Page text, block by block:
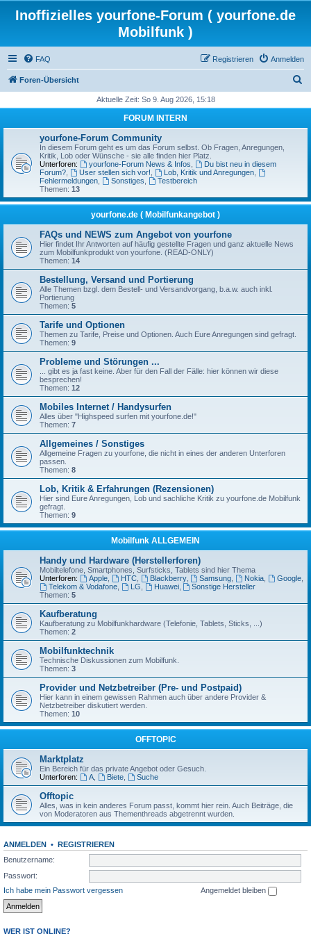
Inoffizielles yourfone-Forum ( yourfone.de
Mobilfunk )
FAQ Anmelden
Registrieren
Foren-Übersicht
h
Aktuelle Zeit: So 9. Aug 2026, 15:18
FORUM INTERN
yourfone-Forum Community
In diesem Forum geht es um das Forum selbst. Ob Fragen, Anregungen,
Kritik, Lob oder Wünsche - sie alle finden hier Platz.
Unterforen:
yourfone-Forum News & Infos
Du bist neu in diesem
Forum?
User stellen sich vor! Lob, Kritik und Anregungen,
Fehlermeldungen
Sonstiges
Testbereich
Themen: 13
yourfone.de ( Mobilfunkangebot )
FAQs und NEWS zum Angebot von yourfone
Hier findet Ihr Antworten auf häufig gestellte Fragen und ganz aktuelle News
zum Mobilfunkprodukt von yourfone. (READ-ONLY)
Themen: 14
Bestellung, Versand und Portierung
Alle Themen bzgl. dem Bestell- und Versandvorgang, b.a.w. auch inkl.
Portierung
Themen: 5
Tarife und Optionen
Themen zu Tarife, Preise und Optionen. Auch Eure Anregungen sind gefragt.
Themen: 9
Probleme und Störungen ...
... gibt es ja fast keine. Aber für den Fall der Fälle: hier können wir diese
besprechen!
Themen: 12
Mobiles Internet / Handysurfen
Alles über "Highspeed surfen mit yourfone.de!"
Themen: 7
Allgemeines / Sonstiges
Allgemeine Fragen zu yourfone, die nicht in eines der anderen Unterforen
passen.
Themen: 8
Lob, Kritik & Erfahrungen (Rezensionen)
Hier sind Eure Anregungen, Lob und sachliche Kritik zu yourfone.de Mobilfunk
gefragt.
Themen: 9
Mobilfunk ALLGEMEIN
Handy und Hardware (Herstellerforen)
Mobiltelefone, Smartphones, Surfsticks, Tablets sind hier Thema
Unterforen:
Apple, HTC, Blackberry, Samsung Nokia Google
Telekom & Vodafone, LG Huawei,
Sonstige Hersteller
Themen: 5
Kaufberatung
Kaufberatung zu Mobilfunkhardware (Telefonie, Tablets, Sticks, ...)
Themen: 2
Mobilfunktechnik
Technische Diskussionen zum Mobilfunk.
Themen: 3
Provider und Netzbetreiber (Pre- und Postpaid)
Hier kann in einem gewissen Rahmen auch über andere Provider &
Netzbetreiber diskutiert werden.
Themen: 10
OFFTOPIC
Marktplatz
Ein Bereich für das private Angebot oder Gesuch.
Unterforen:
A, Biete, Suche
Offtopic
Alles, was in kein anderes Forum passt, kommt hier rein. Auch Beiträge, die
von Moderatoren aus Thementhreads abgetrennt wurden.
ANMELDEN • REGISTRIEREN
Benutzername:
Passwort:
Ich habe mein Passwort vergessen
Angemeldet bleiben
WER IST ONLINE?